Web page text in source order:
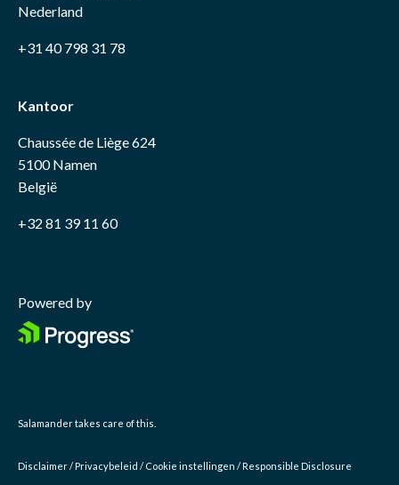
Powered by
Nederland
+31 40 798 31 78
Kantoor
Chaussée de Liège 624
5100 Namen
België
+32 81 39 11 60
Salamandertakes care of this.
Disclaimer/Privacybeleid / Cookie instellingen /Responsible Disclosure